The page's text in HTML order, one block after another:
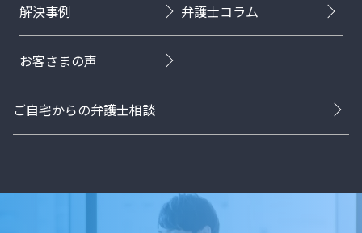
解決事例 弁護士コラム
お客さまの声
ご自宅からの弁護士相談